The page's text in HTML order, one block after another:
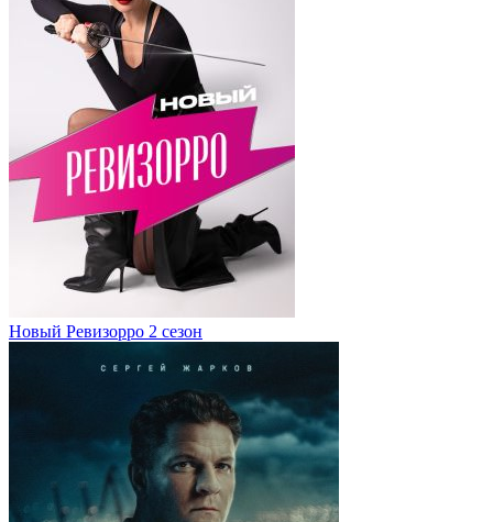
Новый Ревизорро 2 сезон